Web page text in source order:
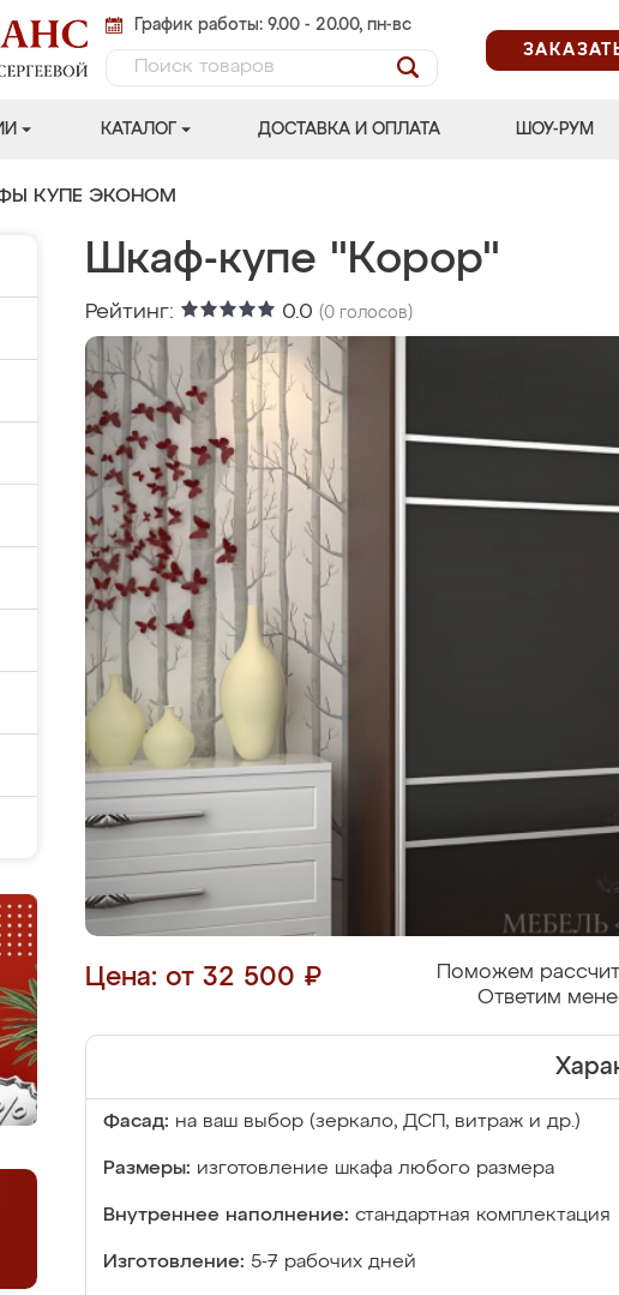
График работы: 9.00 - 20.00, пн-вс
КАТАЛОГ ДОСТАВКА И ОПЛАТА ШОУ-РУМ
КУПЕ ЭКОНОМ
Шкаф-купе "Корор"
Рейтинг: 0.0 (0 голосов)
Цена: от 32 500 ₽
Поможем
Ответим
Фасад: на ваш выбор (зеркало, ДСП, витраж и др.)
Размеры: изготовление шкафа любого размера
Внутреннее наполнение: стандартная комплектация
Изготовление: 5-7 рабочих дней